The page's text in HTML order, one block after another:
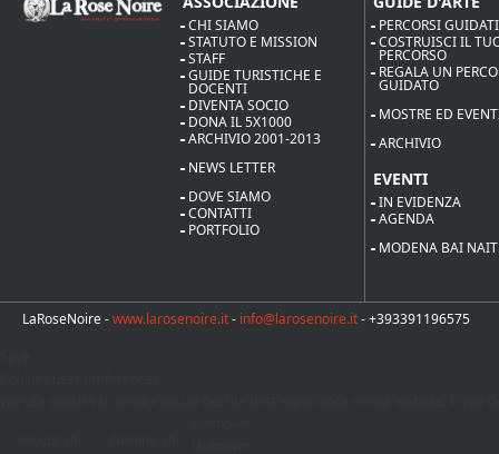
CHI SIAMO
STATUTO E MISSION
STAFF
GUIDE TURISTICHE E
DOCENTI
DIVENTA SOCIO
DONA IL 5X1000
ARCHIVIO 2001-2013
NEWS LETTER
DOVE SIAMO
CONTATTI
PORTFOLIO
PERCORSI GUIDATI
COSTRUISCI IL
PERCORSO
REGALA UN
GUIDATO
MOSTRE ED
ARCHIVIO
EVENTI
IN EVIDENZA
AGENDA
MODENA BAI NAIT
LaRoseNoire -www.larosenoire.it- info@larosenoire.it- +393391196575